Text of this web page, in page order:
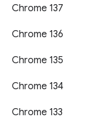
Chrome 137
Chrome 136
Chrome 135
Chrome 134
Chrome 133